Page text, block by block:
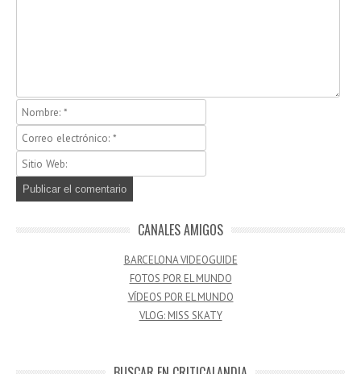
CANALES AMIGOS
BARCELONA VIDEOGUIDE
FOTOS POR EL MUNDO
VÍDEOS POR EL MUNDO
VLOG: MISS SKATY